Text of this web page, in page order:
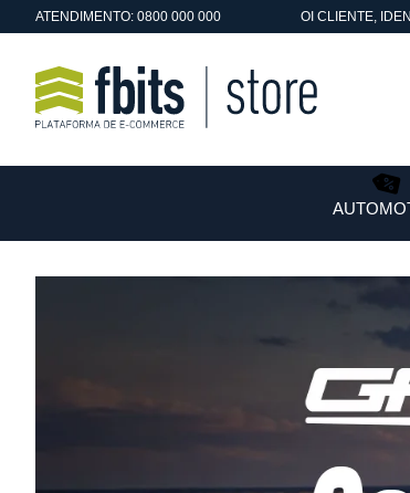
ATENDIMENTO: 0800 000 000 OICLIENTE,